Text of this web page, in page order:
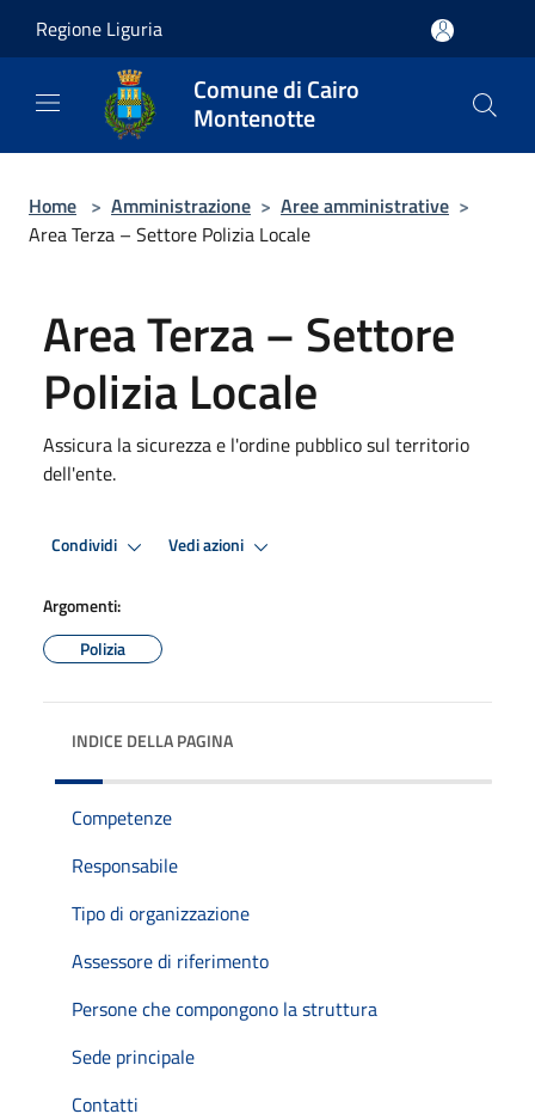
Regione Liguria
Comune di Cairo
Montenotte
Home > Amministrazione > Aree amministrative >
Area Terza – Settore Polizia Locale
Area Terza – Settore
Polizia Locale
Assicura la sicurezza e l'ordine pubblico sul territorio
dell'ente.
Condividi Vedi azioni
Argomenti:
Polizia
INDICE DELLA PAGINA
Competenze
Responsabile
Tipo di organizzazione
Assessore di riferimento
Persone che compongono la struttura
Sede principale
Contatti